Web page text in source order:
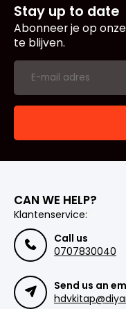
Stay up to date
Abonneer je op
te blijven.
CAN WE HELP?
Klantenservice:
Call us
0707830040
Send us an